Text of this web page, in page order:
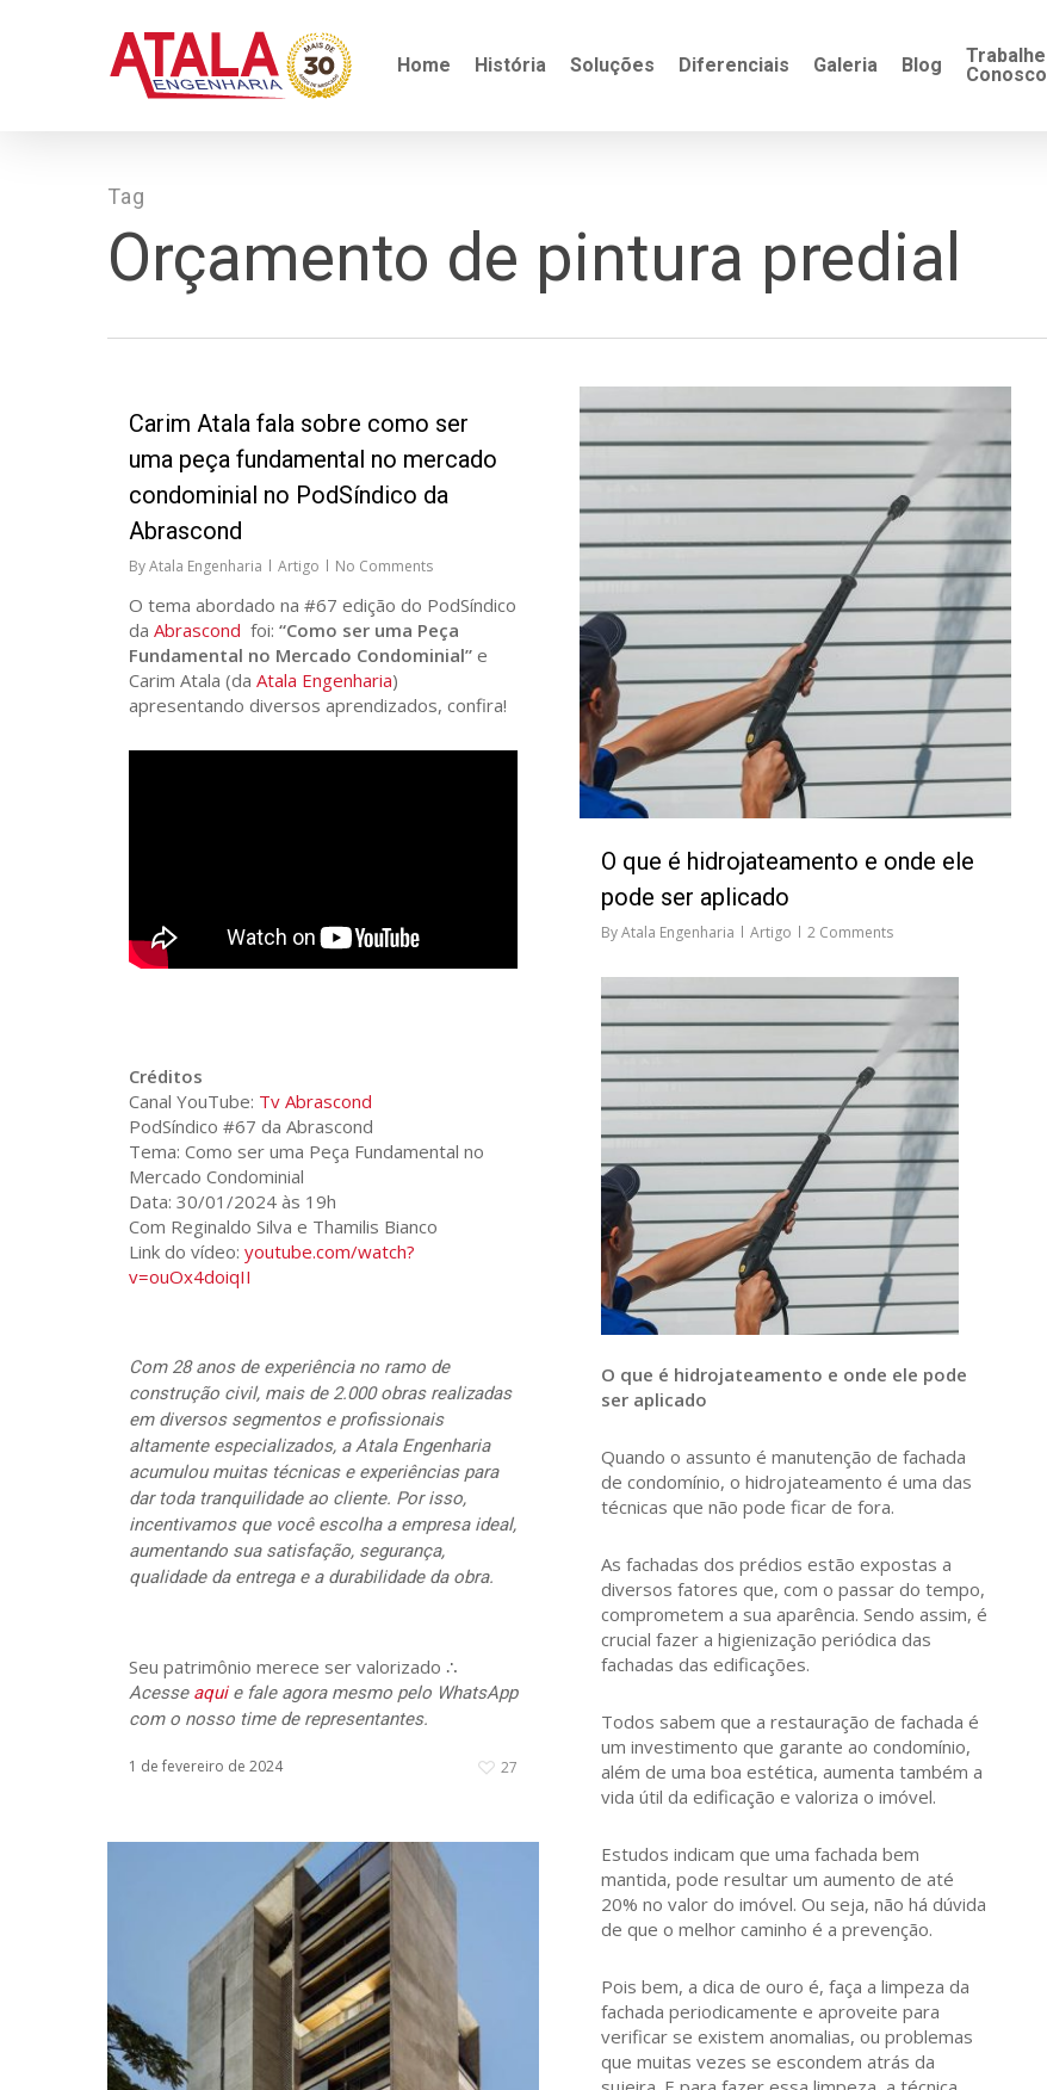
Home História Soluções Diferenciais Galeria Blog
Trabalhe
Conosco
Tag
Orçamento de pintura predial
Carim Atala fala sobre como ser
uma peça fundamental no mercado
condominial no PodSíndico da
Abrascond
ByAtala Engenharia Artigo No Comments
O tema abordado na #67 edição do PodSíndico
da Abrascond foi: “Como ser uma Peça
Fundamental no Mercado Condominial” e
Carim Atala (da Atala Engenharia)
apresentando diversos aprendizados, confira!
Créditos
Canal YouTube: Tv Abrascond
PodSíndico #67 da Abrascond
Tema: Como ser uma Peça Fundamental no
Mercado Condominial
Data: 30/01/2024 às 19h
Com Reginaldo Silva e Thamilis Bianco
Link do vídeo: youtube.com/watch?
v=ouOx4doiqII
Com 28 anos de experiência no ramo de
construção civil, mais de 2.000 obras realizadas
em diversos segmentos e profissionais
altamente especializados, a Atala Engenharia
acumulou muitas técnicas e experiências para
dar toda tranquilidade ao cliente. Por isso,
incentivamos que você escolha a empresa ideal,
aumentando sua satisfação, segurança,
qualidade da entrega e a durabilidade da obra.
Seu patrimônio merece ser valorizado ∴
Acesse aquie fale agora mesmo pelo WhatsApp
com o nosso time de representantes.
1 de fevereiro de 2024 27
O que é hidrojateamento e onde ele
pode ser aplicado
ByAtala Engenharia Artigo 2 Comments
O que é hidrojateamento e onde ele pode
ser aplicado
Quando o assunto é manutenção de fachada
de condomínio, o hidrojateamento é uma das
técnicas que não pode ficar de fora.
As fachadas dos prédios estão expostas a
diversos fatores que, com o passar do tempo,
comprometem a sua aparência. Sendo assim, é
crucial fazer a higienização periódica das
fachadas das edificações.
Todos sabem que a restauração de fachada é
um investimento que garante ao condomínio,
além de uma boa estética, aumenta também a
vida útil da edificação e valoriza o imóvel.
Estudos indicam que uma fachada bem
mantida, pode resultar um aumento de até
20% no valor do imóvel. Ou seja, não há dúvida
de que o melhor caminho é a prevenção.
Pois bem, a dica de ouro é, faça a limpeza da
fachada periodicamente e aproveite para
verificar se existem anomalias, ou problemas
que muitas vezes se escondem atrás da